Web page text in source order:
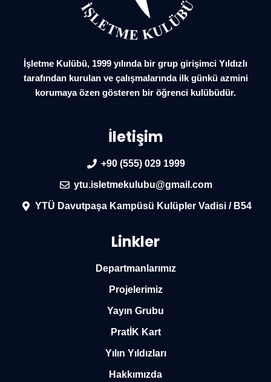
İşletme Kulübü, 1999 yılında bir grup girişimci Yıldızlı
tarafından kurulan ve çalışmalarında ilk günkü azmini
korumaya özen gösteren bir öğrenci kulübüdür.
İletişim
+90 (555) 029 1999
ytu.isletmekulubu@gmail.com
YTÜ Davutpaşa Kampüsü Kulüpler Vadisi / B54
Linkler
Departmanlarımız
Projelerimiz
Yayın Grubu
PratİK Kart
Yılın Yıldızları
Hakkımızda